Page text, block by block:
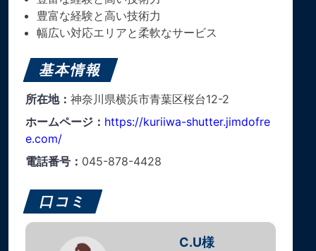
豊富な経験と高い技術力
幅広い対応エリアと柔軟なサービス
基本情報
所在地： 神奈川県横浜市青葉区桜台12-2
ホームページ： https://kuriiwa-shutter.jimdofre
e.com/
電話番号： 045-878-4428
口コミ
C.U様